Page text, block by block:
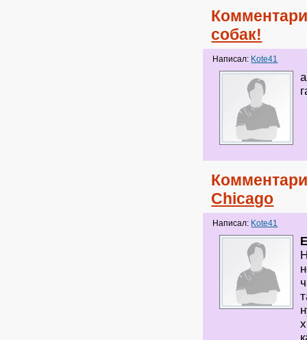
собак!
Написал: Kote41
Chicago
Написал: Kote41